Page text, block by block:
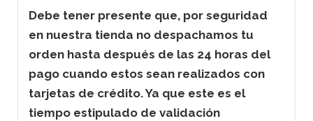
Debe tener presente que, por seguridad
en nuestra tienda no despachamos tu
orden hasta después de las 24 horas del
pago cuando estos sean realizados con
tarjetas de crédito. Ya que este es el
tiempo estipulado de validación